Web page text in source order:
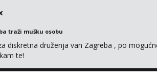
traži mušku osobu
diskretna druženja van Zagreba , po
te!